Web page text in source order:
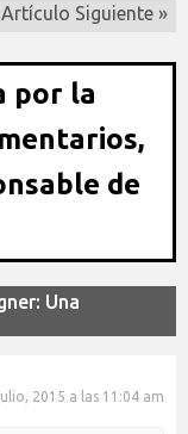
Artículo Siguiente »
por la
de
Una
2015 a las 11:04 am